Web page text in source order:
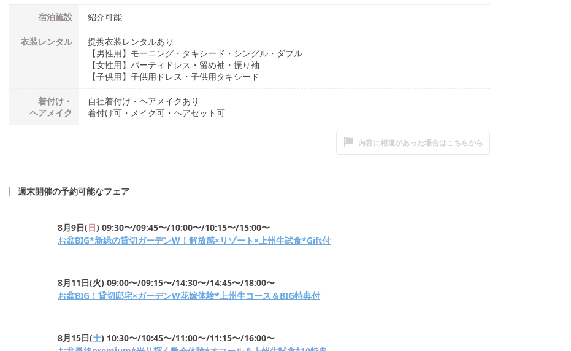
宿泊施設 紹介可能
衣装レンタル
提携衣装レンタルあり
【男性用】 モーニング・タキシード・シングル・ダブル
【女性用】 パーティドレス・留め袖・振り袖
【子供用】 子供用ドレス・子供用タキシード
着付け・
ヘアメイク
自社着付け・ヘアメイクあり
着付け可・メイク可・ヘアセット可
内容に相違があった場合はこちらから
週末開催の予約可能なフェア
8月9日(日) 09:30〜/09:45〜/10:00〜/10:15〜/15:00〜
お盆BIG*新緑の貸切ガーデンW！解放感×リゾート×上州牛試食*Gift付
8月11日(火) 09:00〜/09:15〜/14:30〜/14:45〜/18:00〜
お盆BIG！貸切邸宅×ガーデンW花嫁体験*上州牛コース＆BIG特典付
8月15日(土) 10:30〜/10:45〜/11:00〜/11:15〜/16:00〜